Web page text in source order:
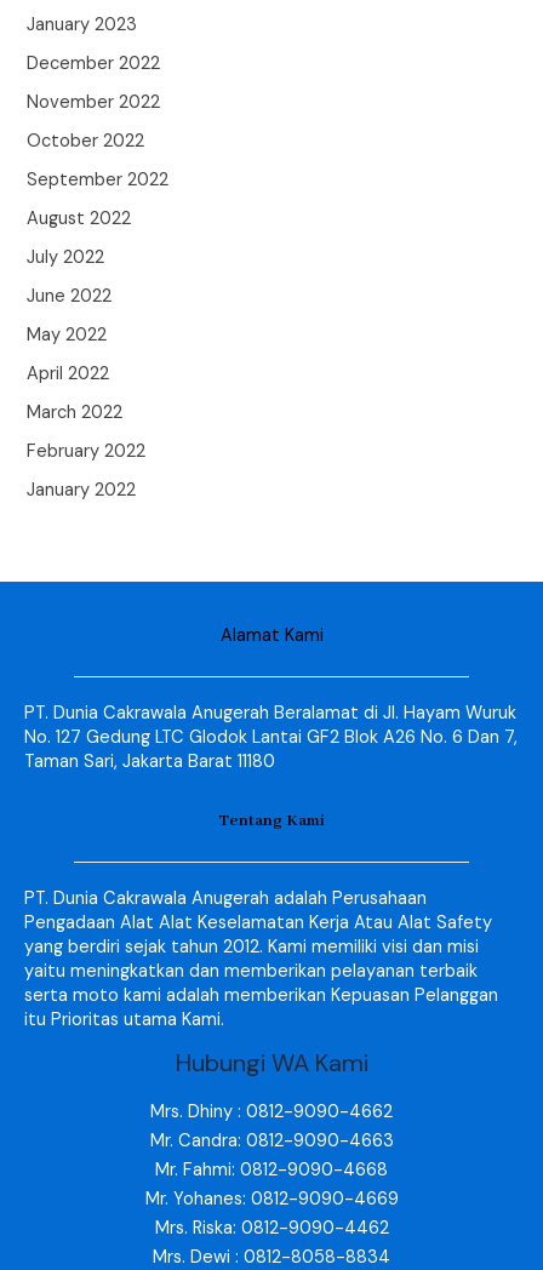
January 2023
December 2022
November 2022
October 2022
September 2022
August 2022
July 2022
June 2022
May 2022
April 2022
March 2022
February 2022
January 2022
Alamat Kami
PT. Dunia Cakrawala Anugerah Beralamat di Jl. Hayam Wuruk
No. 127 Gedung LTC Glodok Lantai GF2 Blok A26 No. 6 Dan 7,
Taman Sari, Jakarta Barat 11180
Tentang Kami
PT. Dunia Cakrawala Anugerah adalah Perusahaan
Pengadaan Alat Alat Keselamatan Kerja Atau Alat Safety
yang berdiri sejak tahun 2012. Kami memiliki visi dan misi
yaitu meningkatkan dan memberikan pelayanan terbaik
serta moto kami adalah memberikan Kepuasan Pelanggan
itu Prioritas utama Kami.
Hubungi WA Kami
Mrs. Dhiny : 0812-9090-4662
Mr. Candra: 0812-9090-4663
Mr. Fahmi: 0812-9090-4668
Mr. Yohanes: 0812-9090-4669
Mrs. Riska: 0812-9090-4462
Mrs. Dewi : 0812-8058-8834